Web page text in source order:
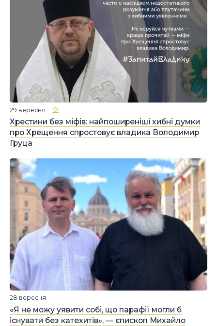
Хрестини без міфів: найпоширеніші хибні думки
про Хрещення спростовує владика Володимир
Груца
29 вересня
«Я не можу уявити собі, що парафії могли б
існувати без катехитів», — єпископ Михайло
28 вересня